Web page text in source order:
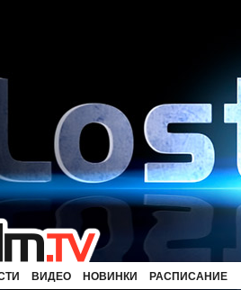
ВИДЕО НОВИНКИ РАСПИСАНИЕ